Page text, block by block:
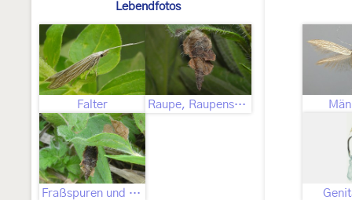
Lebendfotos
Falter Raupe, Raupensack
Fraßspuren und Befallsbild